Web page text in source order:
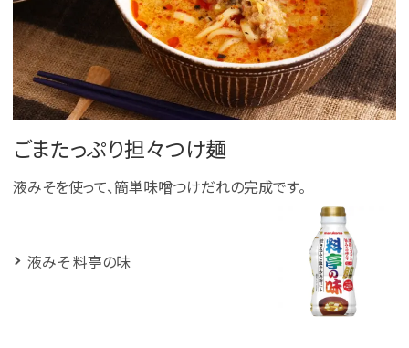
ごまたっぷり担々つけ麺
液みそを使って、簡単味噌つけだれの完成です。
液みそ 料亭の味